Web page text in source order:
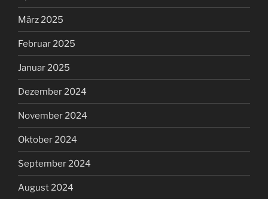
März 2025
Februar 2025
Januar 2025
Dezember 2024
November 2024
Oktober 2024
September 2024
August 2024